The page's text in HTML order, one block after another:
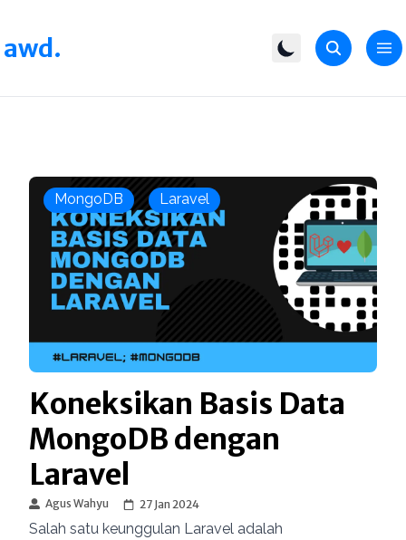
awd.
MongoDB Laravel
Koneksikan Basis Data
MongoDB dengan
Laravel
Agus Wahyu 27 Jan 2024
Salah satu keunggulan Laravel adalah